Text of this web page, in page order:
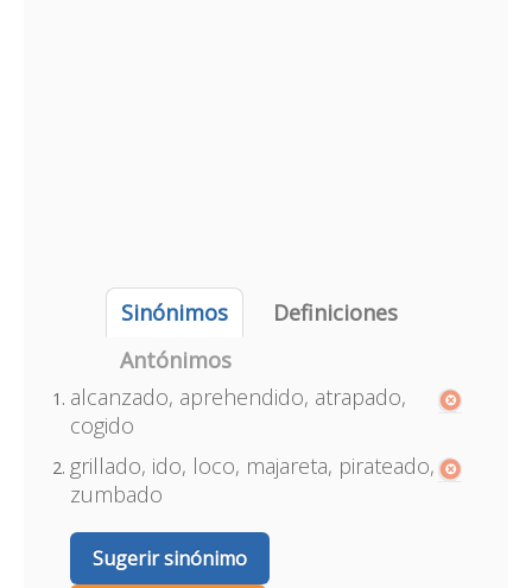
Sinónimos
Definiciones
Antónimos
alcanzado, aprehendido, atrapado,
cogido
grillado, ido, loco, majareta, pirateado,
zumbado
Sugerir sinónimo